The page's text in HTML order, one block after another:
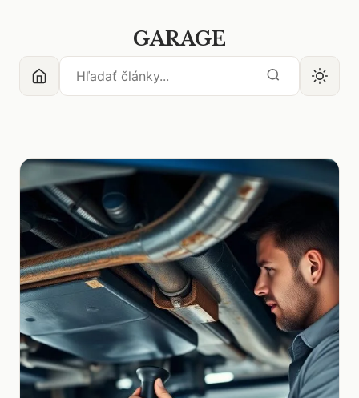
GARAGE